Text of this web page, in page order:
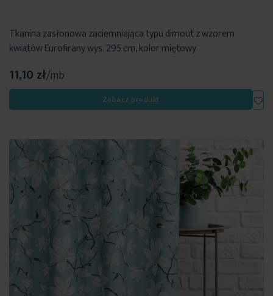
Tkanina zasłonowa zaciemniająca typu dimout z wzorem
kwiatów Eurofirany wys. 295 cm, kolor miętowy
11,10 zł/mb
Zobacz produkt